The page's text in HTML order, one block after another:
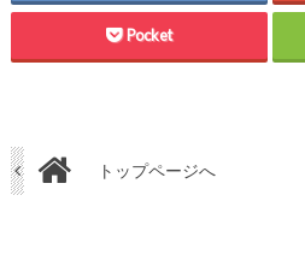
Pocket
トップページへ